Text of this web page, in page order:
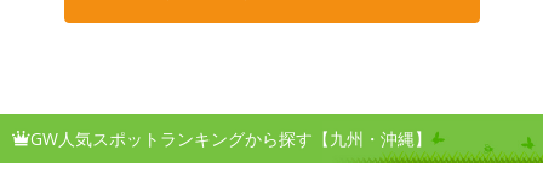
GW人気スポットランキングから探す【九州・沖縄】